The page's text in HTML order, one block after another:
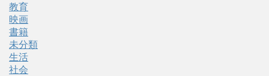
教育
映画
書籍
未分類
生活
社会